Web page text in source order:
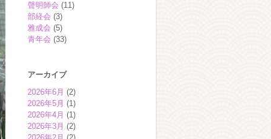
聲明師会 (11)
部経会 (3)
雅成会 (5)
青年会 (33)
アーカイブ
2026年6月 (2)
2026年5月 (1)
2026年4月 (1)
2026年3月 (2)